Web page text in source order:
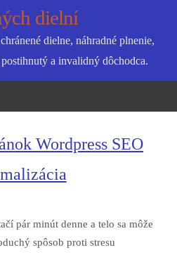
dielní
dielne, náhradné plnenie,
a invalidný dôchodca.
Wordpress SEO
pár minút denne a telo sa môže
spôsob proti stresu